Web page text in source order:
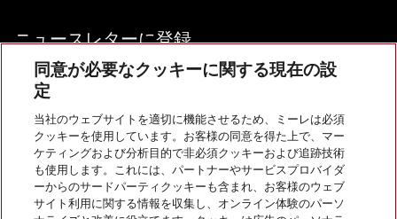
ニュースレターに登録
お問い合わせ
InstagramのMiele
YoutubeのMiele
同意が必要なクッキーに関する現在の設
定
当社のウェブサイトを適切に機能させるため、ミーレは必須
クッキーを使用しています。お客様の同意を得た上で、マー
ケティングおよび分析目的で非必須クッキーおよび追跡技術
も使用します。これには、パートナーやサービスプロバイダ
ーからのサードパーティクッキーも含まれ、お客様のウェブ
サイト利用に関する情報を収集し、オンライン体験のパーソ